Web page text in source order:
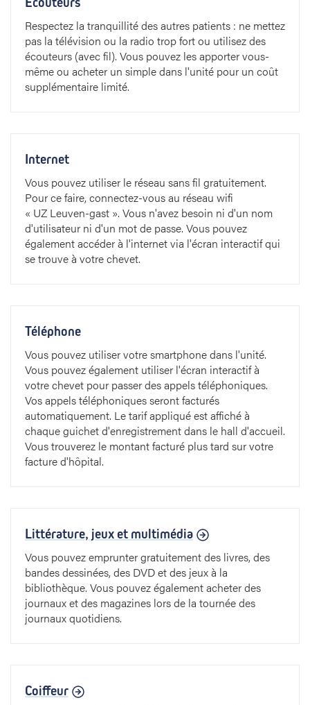
Respectez la tranquillité des autres patients : ne mettez
pas la télévision ou la radio trop fort ou utilisez des
écouteurs (avec fil). Vous pouvez les apporter vous-
même ou acheter un simple dans l'unité pour un coût
supplémentaire limité.
Internet
Vous pouvez utiliser le réseau sans fil gratuitement.
Pour ce faire, connectez-vous au réseau wifi
« UZ Leuven-gast ». Vous n'avez besoin ni d'un nom
d'utilisateur ni d'un mot de passe. Vous pouvez
également accéder à l'internet via l'écran interactif qui
se trouve à votre chevet.
Téléphone
Vous pouvez utiliser votre smartphone dans l'unité.
Vous pouvez également utiliser l'écran interactif à
votre chevet pour passer des appels téléphoniques.
Vos appels téléphoniques seront facturés
automatiquement. Le tarif appliqué est affiché à
chaque guichet d'enregistrement dans le hall d'accueil.
Vous trouverez le montant facturé plus tard sur votre
facture d'hôpital.
Littérature, jeux et multimédia
Vous pouvez emprunter gratuitement des livres, des
bandes dessinées, des DVD et des jeux à la
bibliothèque. Vous pouvez également acheter des
journaux et des magazines lors de la tournée des
journaux quotidiens.
Coiffeur